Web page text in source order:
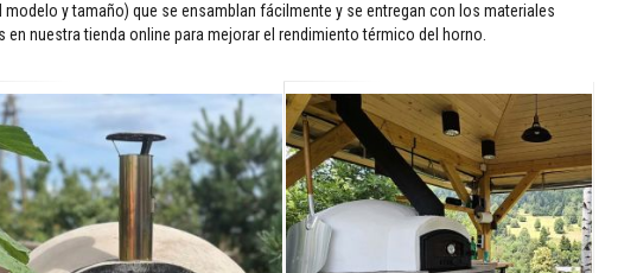
y tamaño) que se ensamblan fácilmente y se entregan con los materiales
nuestra tienda online para mejorar el rendimiento térmico del horno.